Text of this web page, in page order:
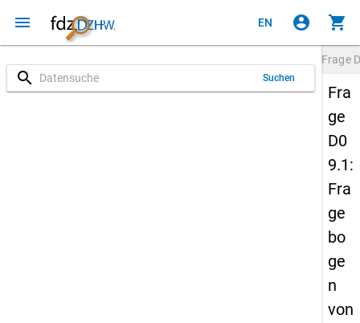
menu EN account_circle shopping_cart
search Suchen
Frage
Fra
ge
D0
9.1:
Fra
ge
bo
ge
n
von